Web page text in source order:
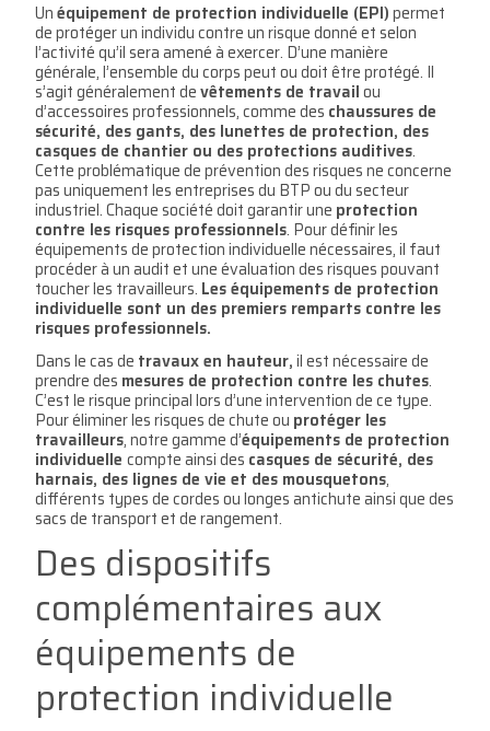
Unéquipement de protection individuelle (EPI)permet
de protéger un individu contre un risque donné et selon
l’activité qu’il sera amené à exercer. D’une manière
générale, l’ensemble du corps peut ou doit être protégé. Il
s’agit généralement devêtements de travailou
d’accessoires professionnels, comme des chaussures de
sécurité, des gants, des lunettes de protection, des
casques de chantier ou des protections auditives.
Cette problématique de prévention des risques ne concerne
pas uniquement les entreprises du BTP ou du secteur
industriel. Chaque société doit garantir une protection
contre les risques professionnels. Pour définir les
équipements de protection individuelle nécessaires, il faut
procéder à un audit et une évaluation des risques pouvant
toucher les travailleurs. Les équipements de protection
individuelle sont un des premiers remparts contre les
risques professionnels.
Dans le cas de travaux en hauteur,il est nécessaire de
prendre des mesures de protection contre les chutes.
C’est le risque principal lors d’une intervention de ce type.
Pour éliminer les risques de chute ou protéger les
travailleurs, notre gamme d’équipements de protection
individuelle compte ainsi des casques de sécurité, des
harnais, des lignes de vie et des mousquetons,
différents types de cordes ou longes antichute ainsi que des
sacs de transport et de rangement.
Des dispositifs
complémentaires aux
équipements de
protection individuelle